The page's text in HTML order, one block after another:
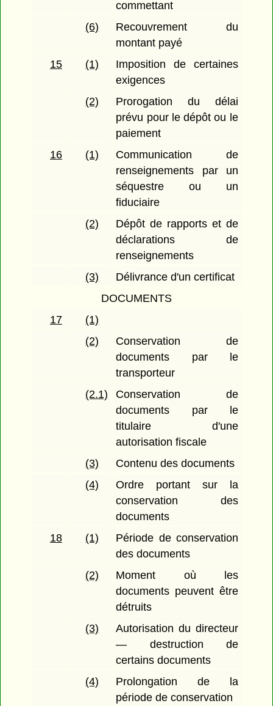
commettant
(6)
Recouvrement du
montant payé
15
(1)
Imposition de certaines
exigences
(2)
Prorogation du délai
prévu pour le dépôt ou le
paiement
16
(1)
Communication de
renseignements par un
séquestre ou un
fiduciaire
(2)
Dépôt de rapports et de
déclarations de
renseignements
(3)
Délivrance d'un certificat
DOCUMENTS
17
(1)
(2)
Conservation de
documents par le
transporteur
(2.1)
Conservation de
documents par le
titulaire d'une
autorisation fiscale
(3)
Contenu des documents
(4)
Ordre portant sur la
conservation des
documents
18
(1)
Période de conservation
des documents
(2)
Moment où les
documents peuvent être
détruits
(3)
Autorisation du directeur
— destruction de
certains documents
(4)
Prolongation de la
période de conservation